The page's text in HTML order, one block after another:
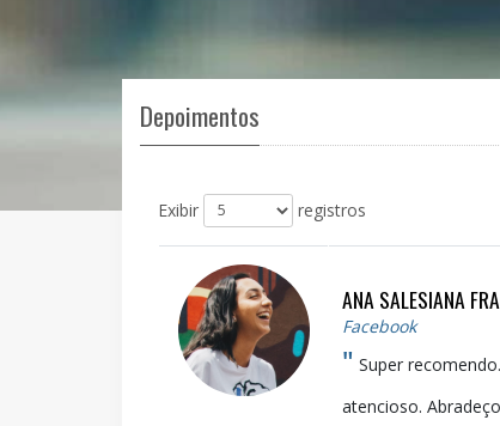
Depoimentos
Exibir registros
ANA SALESIANA
Facebook
" Super
atencioso.